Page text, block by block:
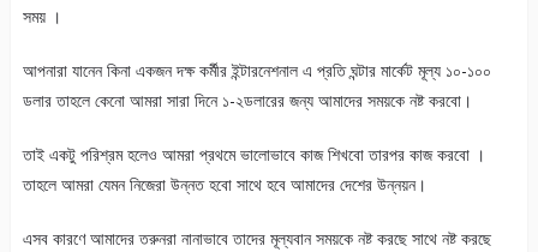
সময় ।
আপনারা যানেন কিনা একজন দক্ষ কর্মীর ইন্টারনেশনাল এ প্রতি ঘন্টার মার্কেট মূল্য ১০-১০০
ডলার তাহলে কেনো আমরা সারা দিনে ১-২ডলারের জন্য আমাদের সময়কে নষ্ট করবো।
তাই একটু পরিশ্রম হলেও আমরা প্রথমে ভালোভাবে কাজ শিখবো তারপর কাজ করবো ।
তাহলে আমরা যেমন নিজেরা উন্নত হবো সাথে হবে আমাদের দেশের উন্নয়ন।
এসব কারণে আমাদের তরুনরা নানাভাবে তাদের মূল্যবান সময়কে নষ্ট করছে সাথে নষ্ট করছে